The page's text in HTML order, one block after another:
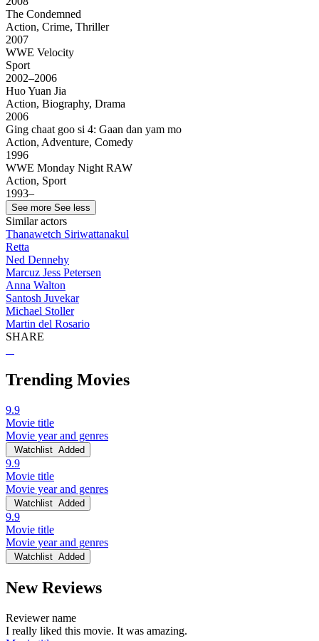
The Condemned
Action, Crime, Thriller
2007
WWE Velocity
Sport
2002–2006
Huo Yuan Jia
Action, Biography, Drama
2006
Ging chaat goo si 4: Gaan dan yam mo
Action, Adventure, Comedy
1996
WWE Monday Night RAW
Action, Sport
1993–
See more See less
Similar actors
Thanawetch Siriwattanakul
Retta
Ned Dennehy
Marcuz Jess Petersen
Anna Walton
Santosh Juvekar
Michael Stoller
Martin del Rosario
SHARE
Trending Movies
9.9
Movie title
Movie year and genres
Watchlist Added
9.9
Movie title
Movie year and genres
Watchlist Added
9.9
Movie title
Movie year and genres
Watchlist Added
New Reviews
Reviewer name
I really liked this movie. It was amazing.